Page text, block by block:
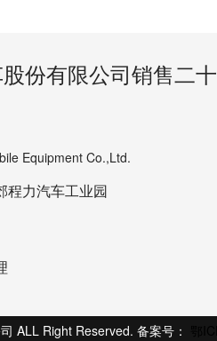
份有限公司销售二十
Equipment Co.,Ltd.
程力汽车工业园
ALL Right Reserved. 备案号：